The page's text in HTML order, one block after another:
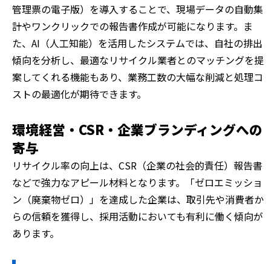
管理票の電子版）を導入することで、現場データの自動集
計やワンクリックでの報告書作成が可能になります。ま
た、AI（人工知能）を活用したシステムでは、自社の排出
傾向を分析し、最適なリサイクル業者とのマッチングを提
案してくれる機能もあり、業務工数の大幅な削減と処理コ
ストの最適化が期待できます。
環境経営・CSR・企業ブランディングへの
寄与
リサイクル率の向上は、CSR（企業の社会的責任）報告書
などで強力なアピール材料となります。「ゼロエミッショ
ン（廃棄物ゼロ）」を達成した企業は、取引先や消費者か
らの信頼を獲得し、採用活動においても有利に働く傾向が
あります。